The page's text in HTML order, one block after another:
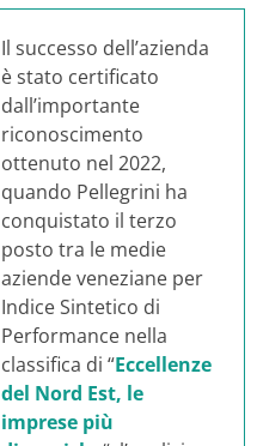
Il successo dell’azienda
è stato certificato
dall’importante
riconoscimento
ottenuto nel 2022,
quando Pellegrini ha
conquistato il terzo
posto tra le medie
aziende veneziane per
Indice Sintetico di
Performance nella
classifica di “Eccellenze
del Nord Est, le
imprese più